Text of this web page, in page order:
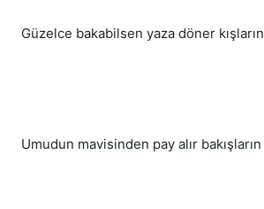
Güzelce bakabilsen yaza döner kışların
Umudun mavisinden pay alır bakışların